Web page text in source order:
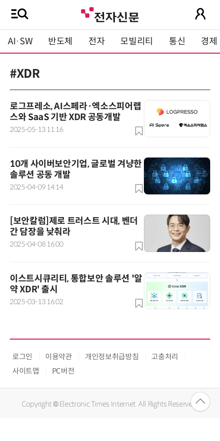
AI·SW 반도체 전자 모빌리티 통신 경제
#XDR
로그프레소, AI스페라·엑소스피어랩
스와 SaaS 기반 XDR 공동개발
2025-05-13 11:16
10개 사이버보안기업, 글로벌 겨냥한
솔루션 공동 개발
2025-04-09 14:14
[보안칼럼]제로 트러스트 시대, 벤더
간 담장을 낮춰라
2025-04-08 16:00
이스트시큐리티, 통합보안 솔루션 '알
약 XDR' 출시
2025-03-13 16:02
로그인 이용약관 개인정보취급방침
고충처리
사이트맵
PC버전
Copyright © Electronic Times Internet. All Rights Reserved.